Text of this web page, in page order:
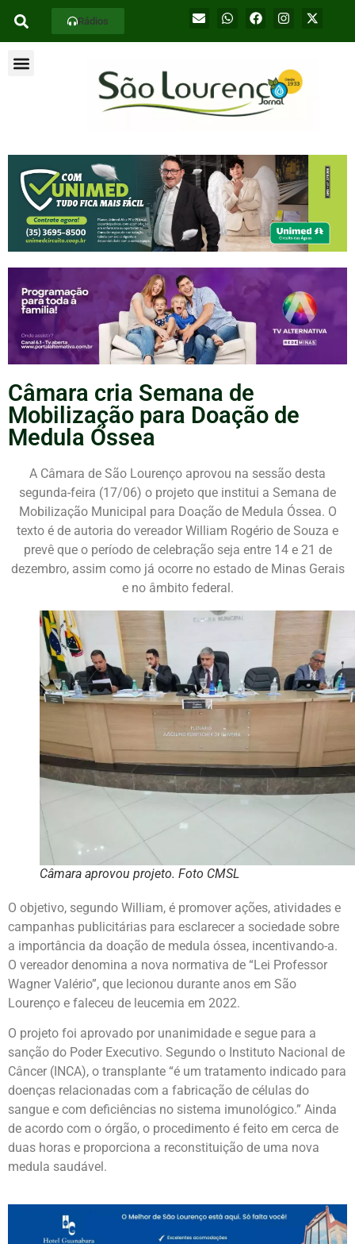
Rádios
Câmara cria Semana de
Mobilização para Doação de
Medula Óssea
A Câmara de São Lourenço aprovou na sessão desta
segunda-feira (17/06) o projeto que institui a Semana de
Mobilização Municipal para Doação de Medula Óssea. O
texto é de autoria do vereador William Rogério de Souza e
prevê que o período de celebração seja entre 14 e 21 de
dezembro, assim como já ocorre no estado de Minas Gerais
e no âmbito federal.
Câmara aprovou projeto. Foto CMSL
O objetivo, segundo William, é promover ações, atividades e
campanhas publicitárias para esclarecer a sociedade sobre
a importância da doação de medula óssea, incentivando-a.
O vereador denomina a nova normativa de “Lei Professor
Wagner Valério”, que lecionou durante anos em São
Lourenço e faleceu de leucemia em 2022.
O projeto foi aprovado por unanimidade e segue para a
sanção do Poder Executivo. Segundo o Instituto Nacional de
Câncer (INCA), o transplante “é um tratamento indicado para
doenças relacionadas com a fabricação de células do
sangue e com deficiências no sistema imunológico.” Ainda
de acordo com o órgão, o procedimento é feito em cerca de
duas horas e proporciona a reconstituição de uma nova
medula saudável.